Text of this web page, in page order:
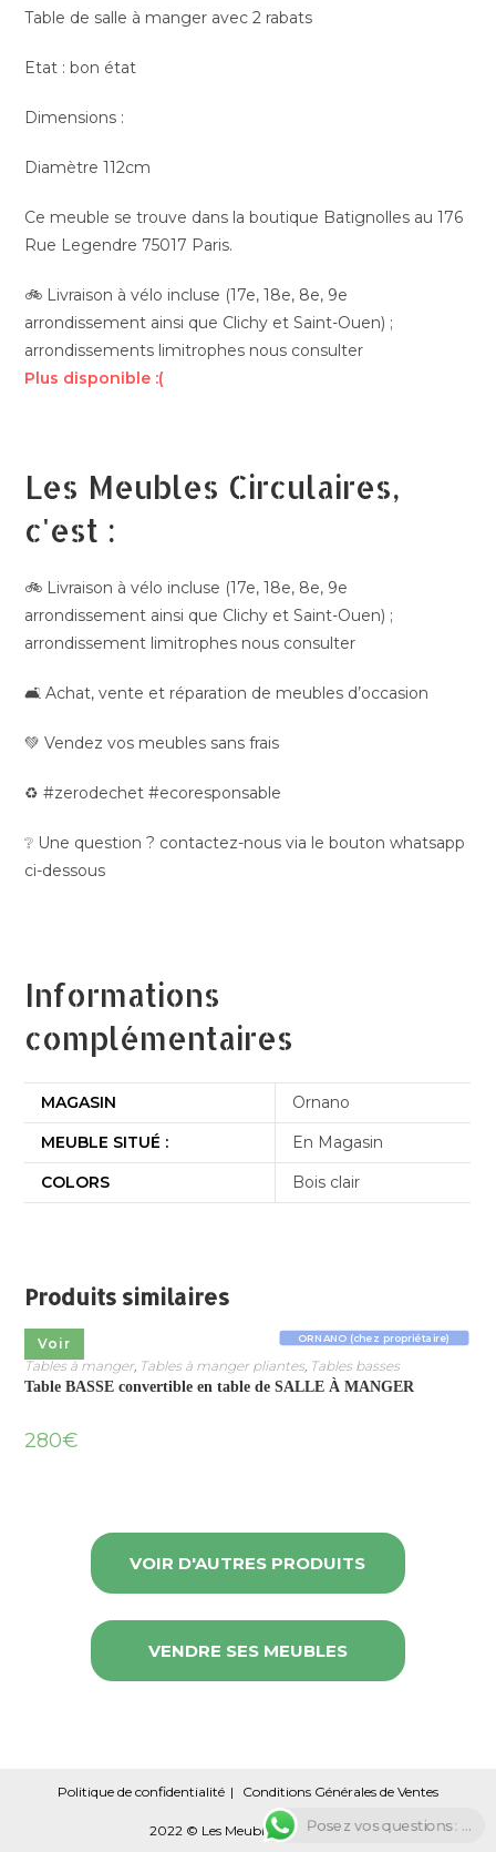
Table de salle à manger avec 2 rabats
Etat : bon état
Dimensions :
Diamètre 112cm
Ce meuble se trouve dans la boutique Batignolles au 176
Rue Legendre 75017 Paris.
🚲 Livraison à vélo incluse (17e, 18e, 8e, 9e
arrondissement ainsi que Clichy et Saint-Ouen) ;
arrondissements limitrophes nous consulter
Plus disponible :(
Les Meubles Circulaires,
c'est :
🚲 Livraison à vélo incluse (17e, 18e, 8e, 9e
arrondissement ainsi que Clichy et Saint-Ouen) ;
arrondissement limitrophes nous consulter
🛋️ Achat, vente et réparation de meubles d’occasion
💚 Vendez vos meubles sans frais
♻️ #zerodechet #ecoresponsable
❔ Une question ? contactez-nous via le bouton whatsapp
ci-dessous
Informations
complémentaires
MAGASIN
Ornano
MEUBLE SITUÉ :
En Magasin
COLORS
Bois clair
Produits similaires
ORNANO (chez propriétaire)
Voir
Tables à manger Tables à manger pliantes, Tables basses
Table BASSE convertible en table de SALLE À MANGER
280€
VOIR D'AUTRES PRODUITS
VENDRE SES MEUBLES
Politique de confidentialité Conditions Générales de Ventes
2022 © Les Meubles CirculairesPosez vos questions : ...